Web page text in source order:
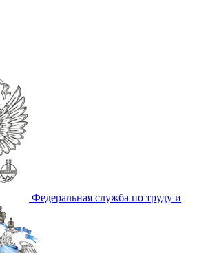
Федеральная служба по труду и